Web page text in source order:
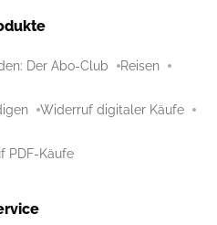
Der Abo-Club Reisen
Widerruf digitaler Käufe
PDF-Käufe